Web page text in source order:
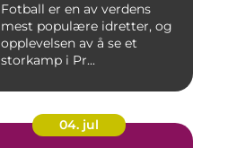
Fotball er en av verdens
mest populære idretter, og
opplevelsen av å se et
storkamp i Pr...
04. jul